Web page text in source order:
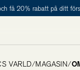
få 20% rabatt på ditt
hos oss så
VÄRLD/MAGASIN/